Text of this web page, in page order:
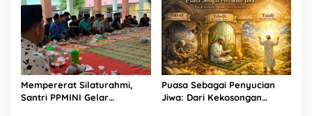
Mempererat Silaturahmi,
Santri PPMINI Gelar
Puasa Sebagai Penyucian
Jiwa: Dari Kekosongan